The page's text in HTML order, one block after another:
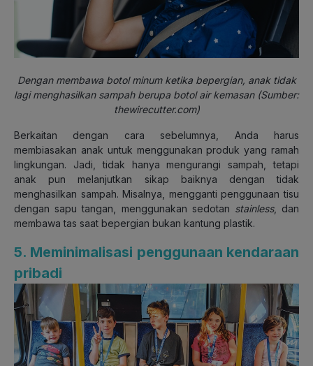
Dengan membawa botol minum ketika bepergian, anak tidak
lagi menghasilkan sampah berupa botol air kemasan (Sumber:
thewirecutter.com)
Berkaitan dengan cara sebelumnya, Anda harus
membiasakan anak untuk menggunakan produk yang ramah
lingkungan. Jadi, tidak hanya mengurangi sampah, tetapi
anak pun melanjutkan sikap baiknya dengan tidak
menghasilkan sampah. Misalnya, mengganti penggunaan tisu
dengan sapu tangan, menggunakan sedotan stainless, dan
membawa tas saat bepergian bukan kantung plastik.
5. Meminimalisasi penggunaan kendaraan
pribadi